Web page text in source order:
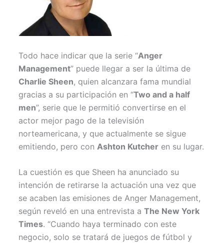
Todo hace indicar que la serie “Anger
Management” puede llegar a ser la última de
Charlie Sheen, quien alcanzara fama mundial
gracias a su participación en “Two and a half
men”, serie que le permitió convertirse en el
actor mejor pago de la televisión
norteamericana, y que actualmente se sigue
emitiendo, pero con Ashton Kutcher en su lugar.
La cuestión es que Sheen ha anunciado su
intención de retirarse la actuación una vez que
se acaben las emisiones de Anger Management,
según reveló en una entrevista aThe New York
Times. “Cuando haya terminado con este
negocio, solo se tratará de juegos de fútbol y